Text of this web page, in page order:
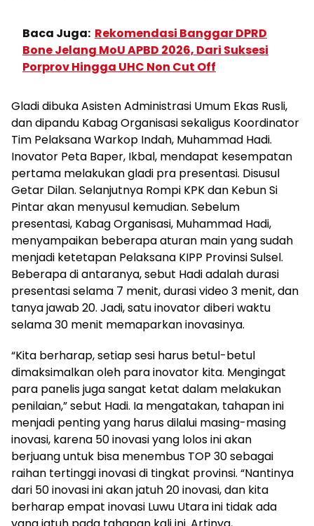
Baca Juga: Rekomendasi Banggar DPRD
Bone Jelang MoU APBD 2026, Dari Suksesi
Porprov Hingga UHC Non Cut Off
Gladi dibuka Asisten Administrasi Umum Ekas Rusli,
dan dipandu Kabag Organisasi sekaligus Koordinator
Tim Pelaksana Warkop Indah, Muhammad Hadi.
Inovator Peta Baper, Ikbal, mendapat kesempatan
pertama melakukan gladi pra presentasi. Disusul
Getar Dilan. Selanjutnya Rompi KPK dan Kebun Si
Pintar akan menyusul kemudian. Sebelum
presentasi, Kabag Organisasi, Muhammad Hadi,
menyampaikan beberapa aturan main yang sudah
menjadi ketetapan Pelaksana KIPP Provinsi Sulsel.
Beberapa di antaranya, sebut Hadi adalah durasi
presentasi selama 7 menit, durasi video 3 menit, dan
tanya jawab 20. Jadi, satu inovator diberi waktu
selama 30 menit memaparkan inovasinya.
“Kita berharap, setiap sesi harus betul-betul
dimaksimalkan oleh para inovator kita. Mengingat
para panelis juga sangat ketat dalam melakukan
penilaian,” sebut Hadi. Ia mengatakan, tahapan ini
menjadi penting yang harus dilalui masing-masing
inovasi, karena 50 inovasi yang lolos ini akan
berjuang untuk bisa menembus TOP 30 sebagai
raihan tertinggi inovasi di tingkat provinsi. “Nantinya
dari 50 inovasi ini akan jatuh 20 inovasi, dan kita
berharap empat inovasi Luwu Utara ini tidak ada